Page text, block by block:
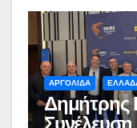
ΑΡΓΟΛΙΔΑ
Δημήτρης